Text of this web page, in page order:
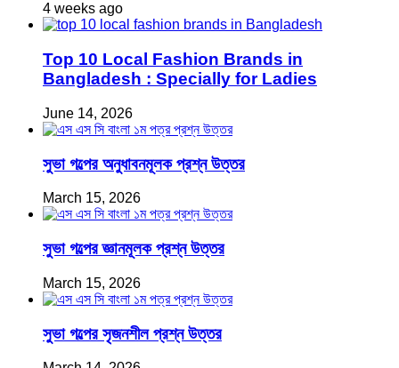
4 weeks ago
Top 10 Local Fashion Brands in
Bangladesh : Specially for Ladies
June 14, 2026
সুভা গল্পের অনুধাবনমূলক প্রশ্ন উত্তর
March 15, 2026
সুভা গল্পের জ্ঞানমূলক প্রশ্ন উত্তর
March 15, 2026
সুভা গল্পের সৃজনশীল প্রশ্ন উত্তর